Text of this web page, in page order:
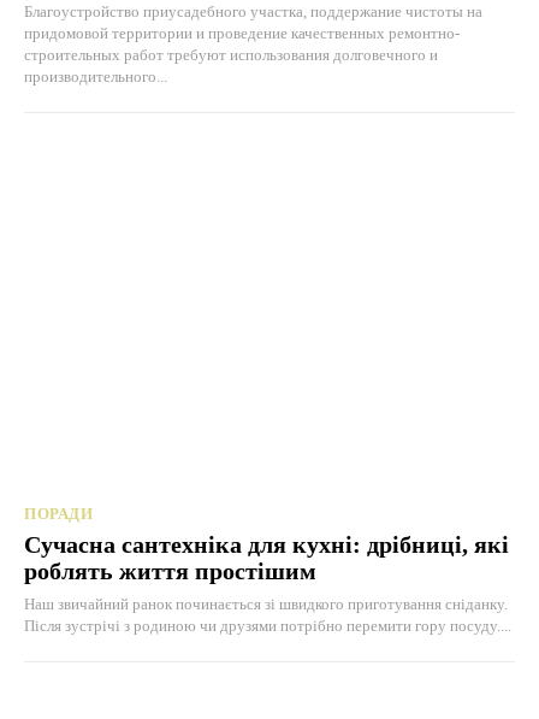
Благоустройство приусадебного участка, поддержание чистоты на
придомовой территории и проведение качественных ремонтно-
строительных работ требуют использования долговечного и
производительного...
ПОРАДИ
Сучасна сантехніка для кухні: дрібниці, які
роблять життя простішим
Наш звичайний ранок починається зі швидкого приготування сніданку.
Після зустрічі з родиною чи друзями потрібно перемити гору посуду....